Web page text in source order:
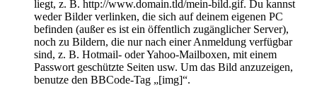
liegt, z. B. http://www.domain.tld/mein-bild.gif. Du kannst
weder Bilder verlinken, die sich auf deinem eigenen PC
befinden (außer es ist ein öffentlich zugänglicher Server),
noch zu Bildern, die nur nach einer Anmeldung verfügbar
sind, z. B. Hotmail- oder Yahoo-Mailboxen, mit einem
Passwort geschützte Seiten usw. Um das Bild anzuzeigen,
benutze den BBCode-Tag „[img]“.